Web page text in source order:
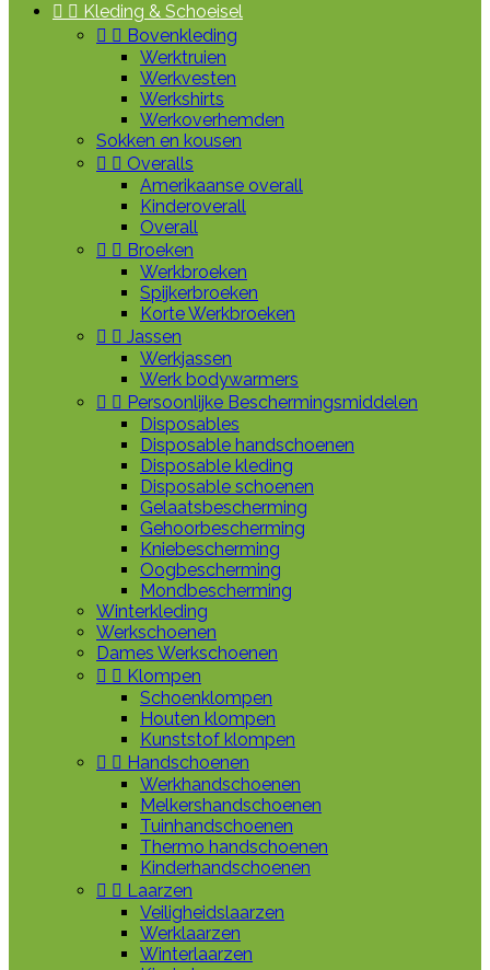
  Kleding & Schoeisel
  Bovenkleding
Werktruien
Werkvesten
Werkshirts
Werkoverhemden
Sokken en kousen
  Overalls
Amerikaanse overall
Kinderoverall
Overall
  Broeken
Werkbroeken
Spijkerbroeken
Korte Werkbroeken
  Jassen
Werkjassen
Werk bodywarmers
  Persoonlijke Beschermingsmiddelen
Disposables
Disposable handschoenen
Disposable kleding
Disposable schoenen
Gelaatsbescherming
Gehoorbescherming
Kniebescherming
Oogbescherming
Mondbescherming
Winterkleding
Werkschoenen
Dames Werkschoenen
  Klompen
Schoenklompen
Houten klompen
Kunststof klompen
  Handschoenen
Werkhandschoenen
Melkershandschoenen
Tuinhandschoenen
Thermo handschoenen
Kinderhandschoenen
  Laarzen
Veiligheidslaarzen
Werklaarzen
Winterlaarzen